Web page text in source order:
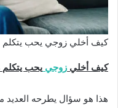
كيف أخلي زوجي يحب
كيف أخلي زوجي يحب
هذا هو سؤال يطرحه العديد